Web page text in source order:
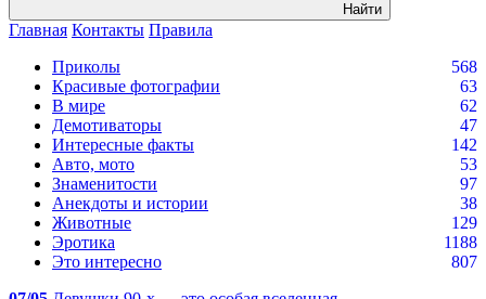
Найти
Главная Контакты Правила
Приколы
568
Красивые фотографии
63
В мире
62
Демотиваторы
47
Интересные факты
142
Авто, мото
53
Знаменитости
97
Анекдоты и истории
38
Животные
129
Эротика
1188
Это интересно
807